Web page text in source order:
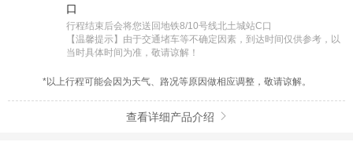
口
行程结束后会将您送回地铁8/10号线北土城站C口
【温馨提示】由于交通堵车等不确定因素，到达时间仅供参考，以
当时具体时间为准，敬请谅解！
*以上行程可能会因为天气、路况等原因做相应调整，敬请谅解。
查看详细产品介绍 